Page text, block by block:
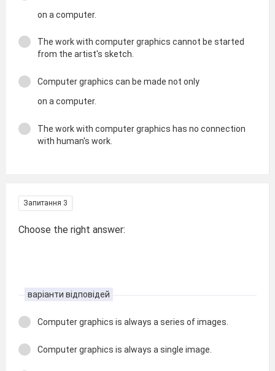
on a computer.
The work with computer graphics cannot be started
from the artist's sketch.
Computer graphics can be made not only
on a computer.
The work with computer graphics has no connection
with human's work.
Запитання 3
Choose the right answer:
варіанти відповідей
Computer graphics is always a series of images.
Computer graphics is always a single image.